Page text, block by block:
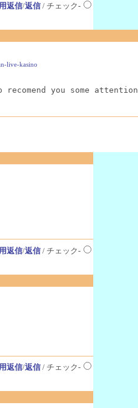
返信/返信/ チェック-
live-kasino
you some
返信/返信/ チェック-
返信/返信/ チェック-